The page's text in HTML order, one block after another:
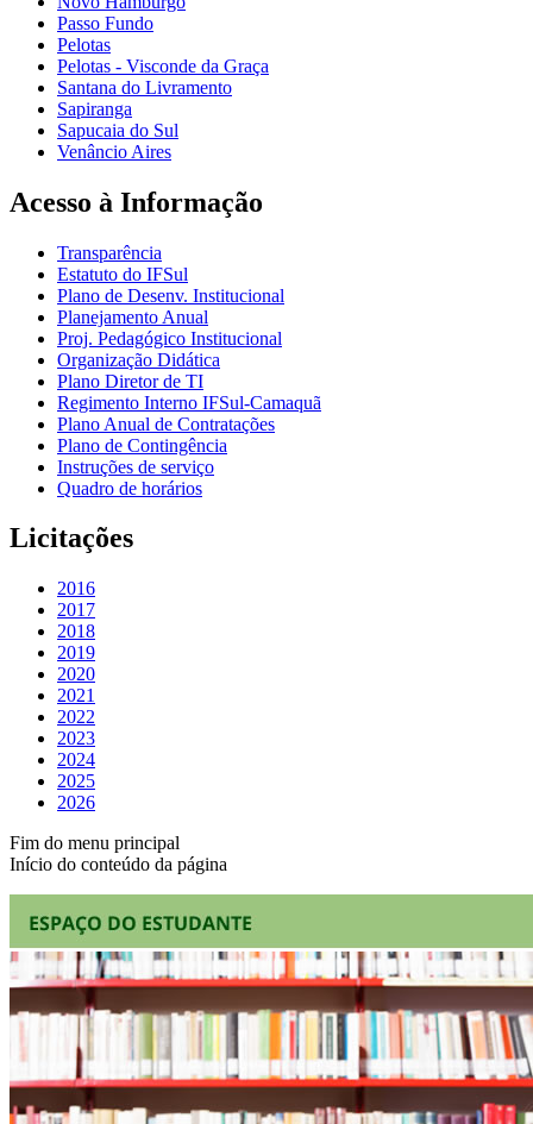
Passo Fundo
Pelotas
Pelotas - Visconde da Graça
Santana do Livramento
Sapiranga
Sapucaia do Sul
Venâncio Aires
Acesso à Informação
Transparência
Estatuto do IFSul
Plano de Desenv. Institucional
Planejamento Anual
Proj. Pedagógico Institucional
Organização Didática
Plano Diretor de TI
Regimento Interno IFSul-Camaquã
Plano Anual de Contratações
Plano de Contingência
Instruções de serviço
Quadro de horários
Licitações
2016
2017
2018
2019
2020
2021
2022
2023
2024
2025
2026
Fim do menu principal
Início do conteúdo da página